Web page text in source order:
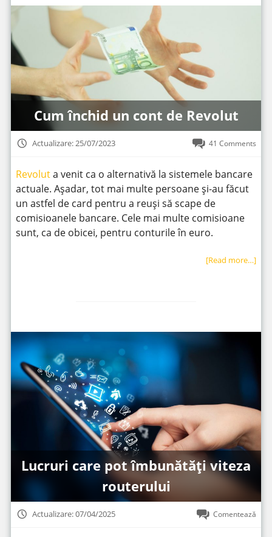
Cum închid un cont de Revolut
Actualizare: 25/07/2023 41 Comments
Revoluta venit ca o alternativă la sistemele bancare
actuale. Așadar, tot mai multe persoane și-au făcut
un astfel de card pentru a reuși să scape de
comisioanele bancare. Cele mai multe comisioane
sunt, ca de obicei, pentru conturile în euro.
[Read more…]
Lucruri care pot îmbunătăți viteza
routerului
Actualizare: 07/04/2025 Comentează